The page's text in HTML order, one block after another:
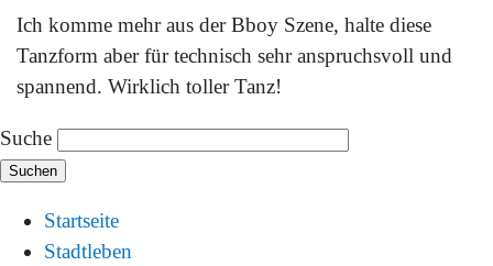
Ich komme mehr aus derBboy Szene, halte diese
Tanzform aber für technisch sehr anspruchsvoll und
spannend. Wirklich toller Tanz!
Suche
Startseite
Stadtleben